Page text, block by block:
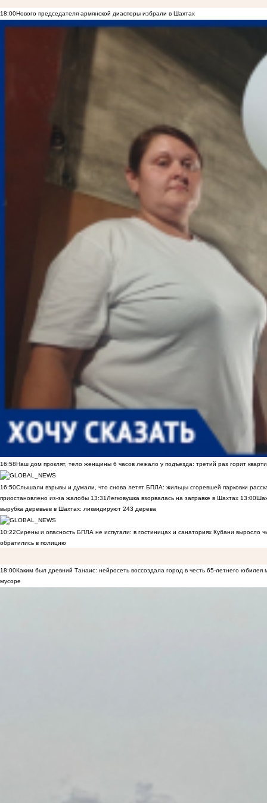
18:00Нового председателя армянской диаспоры избрали в Шахтах
16:58Наш дом проклят, тело женщины 6 часов лежало у подъезда: третий раз горит
16:50Слышали взрывы и думали, что снова летят БПЛА: жильцы сгоревшей парковки
приостановлено из-за жалобы 13:31Легковушка взорвалась на заправке в Шахтах 13:00
вырубка деревьев в Шахтах: ликвидируют 243 дерева
10:22Сирены и опасность БПЛА не испугали: в гостиницах и санаториях Кубани выросло
обратились в полицию
18:00Каким был древний Танаис: нейросеть воссоздала город в честь 65-летнего юбилея
мусоре